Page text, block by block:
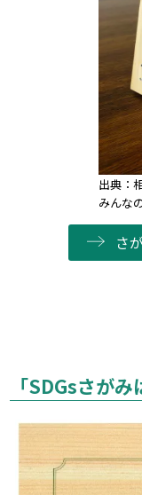
出典：
みんな
さ
「SDGsさが